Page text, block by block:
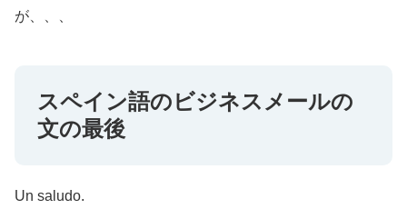
が、、、
スペイン語のビジネスメールの
文の最後
Un saludo.